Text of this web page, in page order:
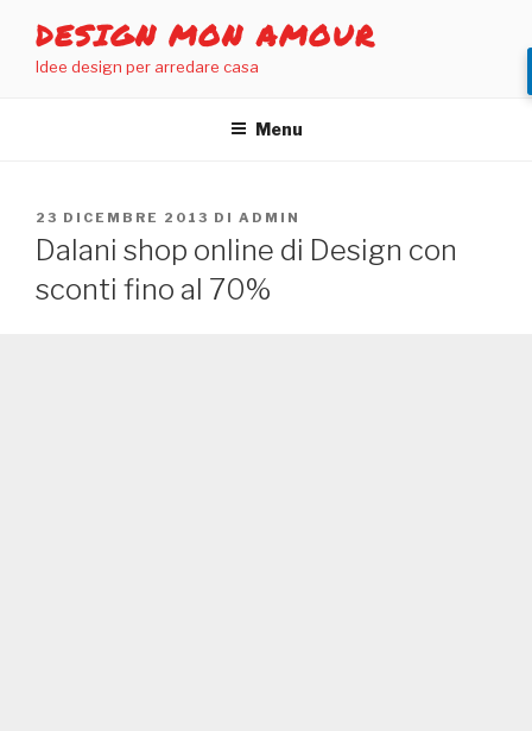
contenuto
DESIGN MON AMOUR
Idee design per arredare casa
Menu
PUBBLICATO
IL
23 DICEMBRE 2013 DI ADMIN
Dalani shop online di Design con
sconti fino al 70%